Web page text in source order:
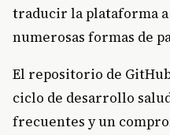
traducir la plataforma
numerosas formas de
El repositorio de
ciclo de desarrollo
frecuentes y un